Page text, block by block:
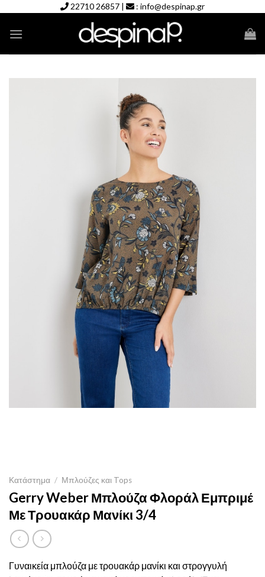
content
22710 26857 | : info@despinap.gr
Κατάστημα / Μπλούζες και Tops
Gerry Weber Μπλούζα Φλοράλ Εμπριμέ
Με Τρουακάρ Μανίκι 3/4
Γυναικεία μπλούζα με τρουακάρ μανίκι και στρογγυλή